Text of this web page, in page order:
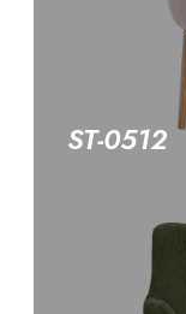
ST-0512